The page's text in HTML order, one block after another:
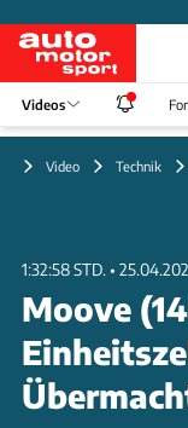
Videos
Video Technik
1:32:58 STD. •
Moove